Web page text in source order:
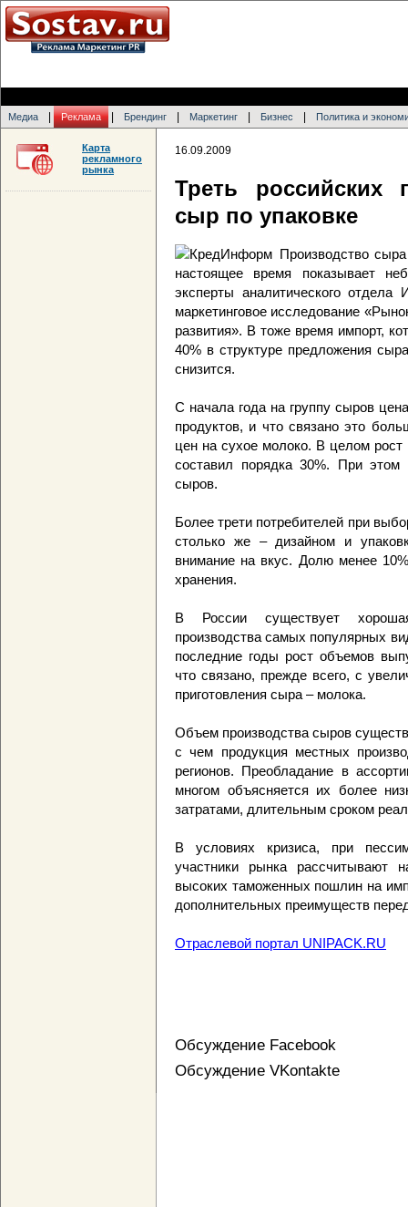
Медиа Реклама Брендинг Маркетинг Бизнес Политика и
16.09.2009
Треть российских
сыр по упаковке
Производство
настоящее время показывает
эксперты аналитического
маркетинговое исследование
развития». В тоже время импорт,
40% в структуре предложения
снизится.
С начала года на группу сыров
продуктов, и что связано это
цен на сухое молоко. В целом рост
составил порядка 30%. При
сыров.
Более трети потребителей при
столько же – дизайном и
внимание на вкус. Долю менее
хранения.
В России существует
производства самых популярных
последние годы рост объемов
что связано, прежде всего, с
приготовления сыра – молока.
Объем производства сыров
с чем продукция местных
регионов. Преобладание в
многом объясняется их более
затратами, длительным сроком
В условиях кризиса, при
участники рынка рассчитывают
высоких таможенных пошлин на
дополнительных преимуществ
Отраслевой портал UNIPACK.RU
Обсуждение Facebook
Обсуждение VKontakte
Карта
рекламного
рынка